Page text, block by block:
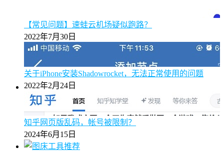
【常见问题】速蛙云机场疑似跑路？
2022年7月30日
关于iPhone安装Shadowrocket，无法正常使用的问题
2022年2月24日
知乎网页版乱码，帐号被限制？
2024年6月15日